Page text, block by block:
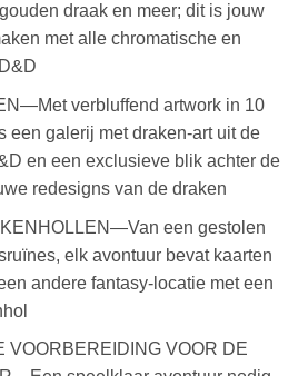
draak en meer; dit is jouw
met alle chromatische en
verbluffend artwork in 10
een galerij met draken-art uit de
en een exclusieve blik achter de
redesigns van de draken
een gestolen
elk avontuur bevat kaarten
andere fantasy-locatie met een
VOORBEREIDING VOOR DE